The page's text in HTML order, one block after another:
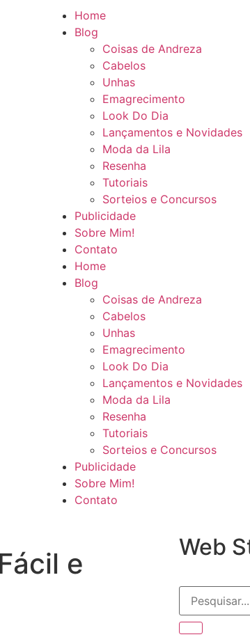
Home
Blog
Coisas de Andreza
Cabelos
Unhas
Emagrecimento
Look Do Dia
Lançamentos e Novidades
Moda da Lila
Resenha
Tutoriais
Sorteios e Concursos
Publicidade
Sobre Mim!
Contato
Home
Blog
Coisas de Andreza
Cabelos
Unhas
Emagrecimento
Look Do Dia
Lançamentos e Novidades
Moda da Lila
Resenha
Tutoriais
Sorteios e Concursos
Publicidade
Sobre Mim!
Contato
e
Web